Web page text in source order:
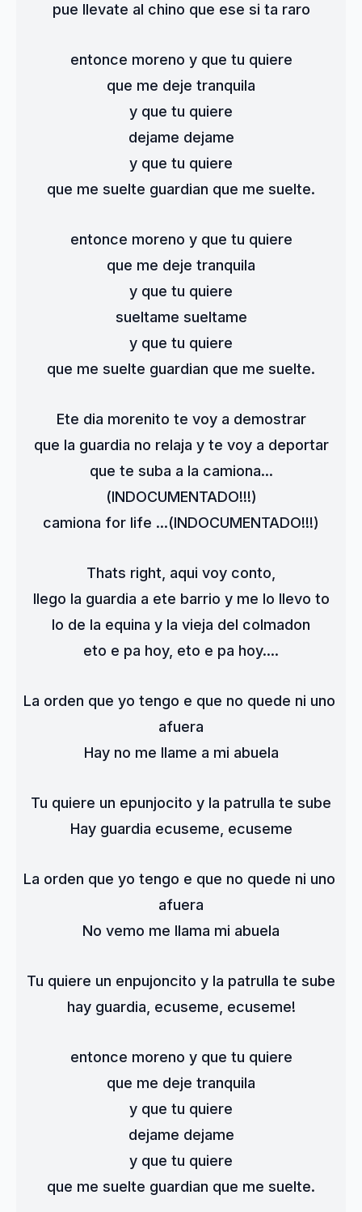
pue llevate al chino que ese si ta raro
entonce moreno y que tu quiere
que me deje tranquila
y que tu quiere
dejame dejame
y que tu quiere
que me suelte guardian que me suelte.
entonce moreno y que tu quiere
que me deje tranquila
y que tu quiere
sueltame sueltame
y que tu quiere
que me suelte guardian que me suelte.
Ete dia morenito te voy a demostrar
que la guardia no relaja y te voy a deportar
que te suba a la camiona...
(INDOCUMENTADO!!!)
camiona for life ...(INDOCUMENTADO!!!)
Thats right, aqui voy conto,
llego la guardia a ete barrio y me lo llevo to
lo de la equina y la vieja del colmadon
eto e pa hoy, eto e pa hoy....
La orden que yo tengo e que no quede ni uno
afuera
Hay no me llame a mi abuela
Tu quiere un epunjocito y la patrulla te sube
Hay guardia ecuseme, ecuseme
La orden que yo tengo e que no quede ni uno
afuera
No vemo me llama mi abuela
Tu quiere un enpujoncito y la patrulla te sube
hay guardia, ecuseme, ecuseme!
entonce moreno y que tu quiere
que me deje tranquila
y que tu quiere
dejame dejame
y que tu quiere
que me suelte guardian que me suelte.